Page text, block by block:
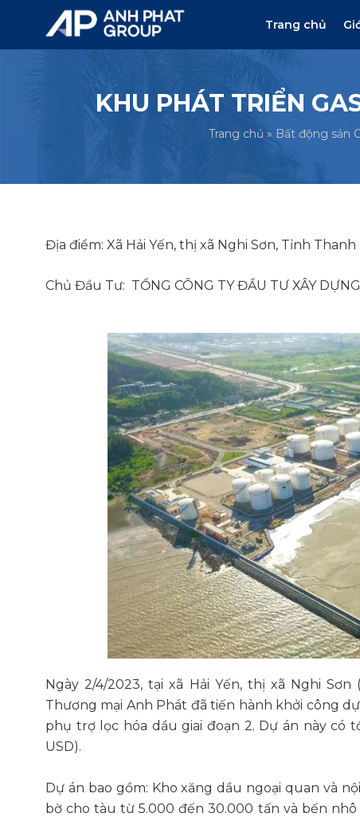
Trang chủ
KHU PHÁT TRIỂN
Trang chủ » Bất động sản
Địa điểm: Xã Hải Yến, thị xã Nghi Sơn, Tỉnh Thanh
Chủ Đầu Tư: TỔNG CÔNG TY ĐẦU TƯ XÂY
Ngày 2/4/2023, tại xã Hải Yến, thị xã Nghi
Thương mại Anh Phát đã tiến hành khởi công
phụ trợ lọc hóa dầu giai đoạn 2. Dự án này có
USD).
Dự án bao gồm: Kho xăng dầu ngoại quan và
bờ cho tàu từ 5.000 đến 30.000 tấn và bến